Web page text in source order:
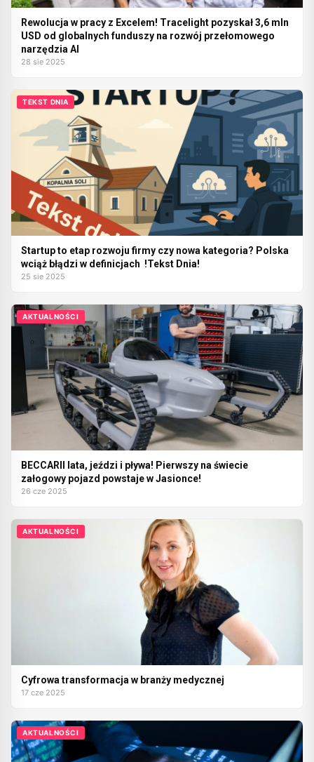
Rewolucja w pracy z Excelem! Tracelight pozyskał 3,6 mln
USD od globalnych funduszy na rozwój przełomowego
narzędzia AI
28 sie 2025
TEKST DNIA
Startup to etap rozwoju firmy czy nowa kategoria? Polska
wciąż błądzi w definicjach !Tekst Dnia!
25 sie 2025
AKTUALNOŚCI
BECCARII lata, jeździ i pływa! Pierwszy na świecie
załogowy pojazd powstaje w Jasionce!
26 cze 2025
AKTUALNOŚCI
Cyfrowa transformacja w branży medycznej
17 cze 2025
AKTUALNOŚCI